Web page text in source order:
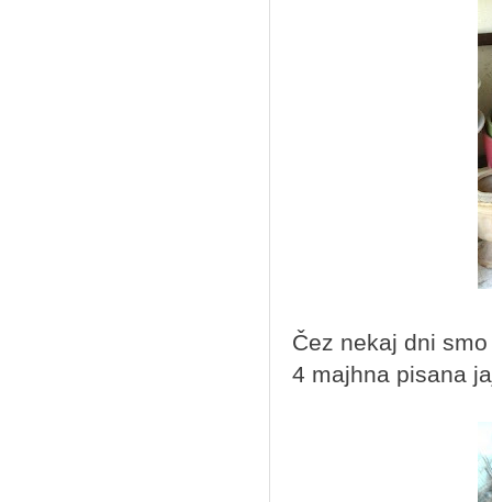
Čez nekaj dni
4 majhna pisana